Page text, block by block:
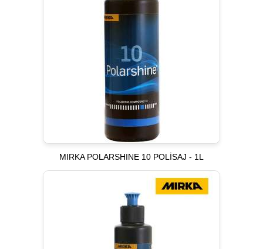
MIRKA POLARSHINE 10 POLİSAJ - 1L